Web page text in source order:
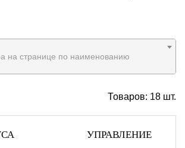
на странице по наименованию
Товаров: 18 шт.
УПРАВЛЕНИЕ